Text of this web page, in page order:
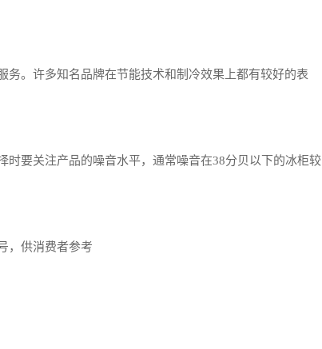
。许多知名品牌在节能技术和制冷效果上都有较好的表
要关注产品的噪音水平，通常噪音在38分贝以下的冰柜较
，供消费者参考